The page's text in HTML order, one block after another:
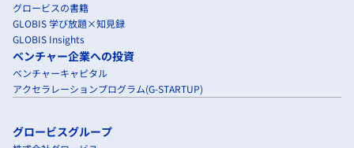
グロービスの書籍
GLOBIS 学び放題×知見録
GLOBIS Insights
ベンチャー企業への投資
ベンチャーキャピタル
アクセラレーションプログラム(G-STARTUP)
グロービスグループ